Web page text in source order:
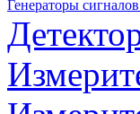
Генераторы